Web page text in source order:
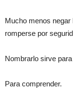
Mucho menos
romperse por
Nombrarlo sirve
Para comprender.